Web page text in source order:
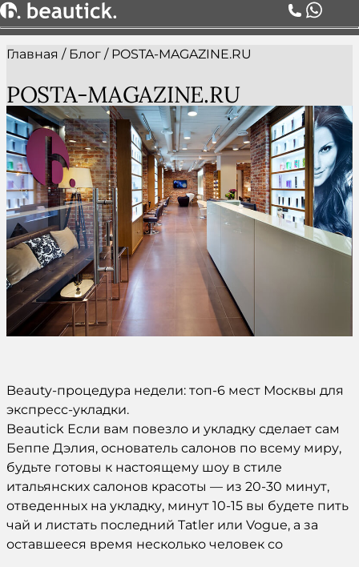
КОМАНДА
АКЦИИ
БЛОГ
СЕРТИФИКАТЫ
КОНТАКТЫ
Главная / Блог / POSTA-MAGAZINE.RU
POSTA-MAGAZINE.RU
Beauty-процедура недели: топ-6 мест Москвы для
экспресс-укладки.
Beautick Если вам повезло и укладку сделает сам
Беппе Дэлия, основатель салонов по всему миру,
будьте готовы к настоящему шоу в стиле
итальянских салонов красоты — из 20-30 минут,
отведенных на укладку, минут 10-15 вы будете пить
чай и листать последний Tatler или Vogue, а за
оставшееся время несколько человек со